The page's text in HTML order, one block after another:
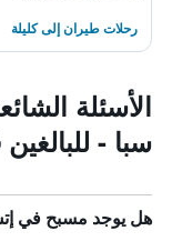
رحلات طيران إلى كليلة
الأسئلة
سبا -
هل يوجد مسبح في